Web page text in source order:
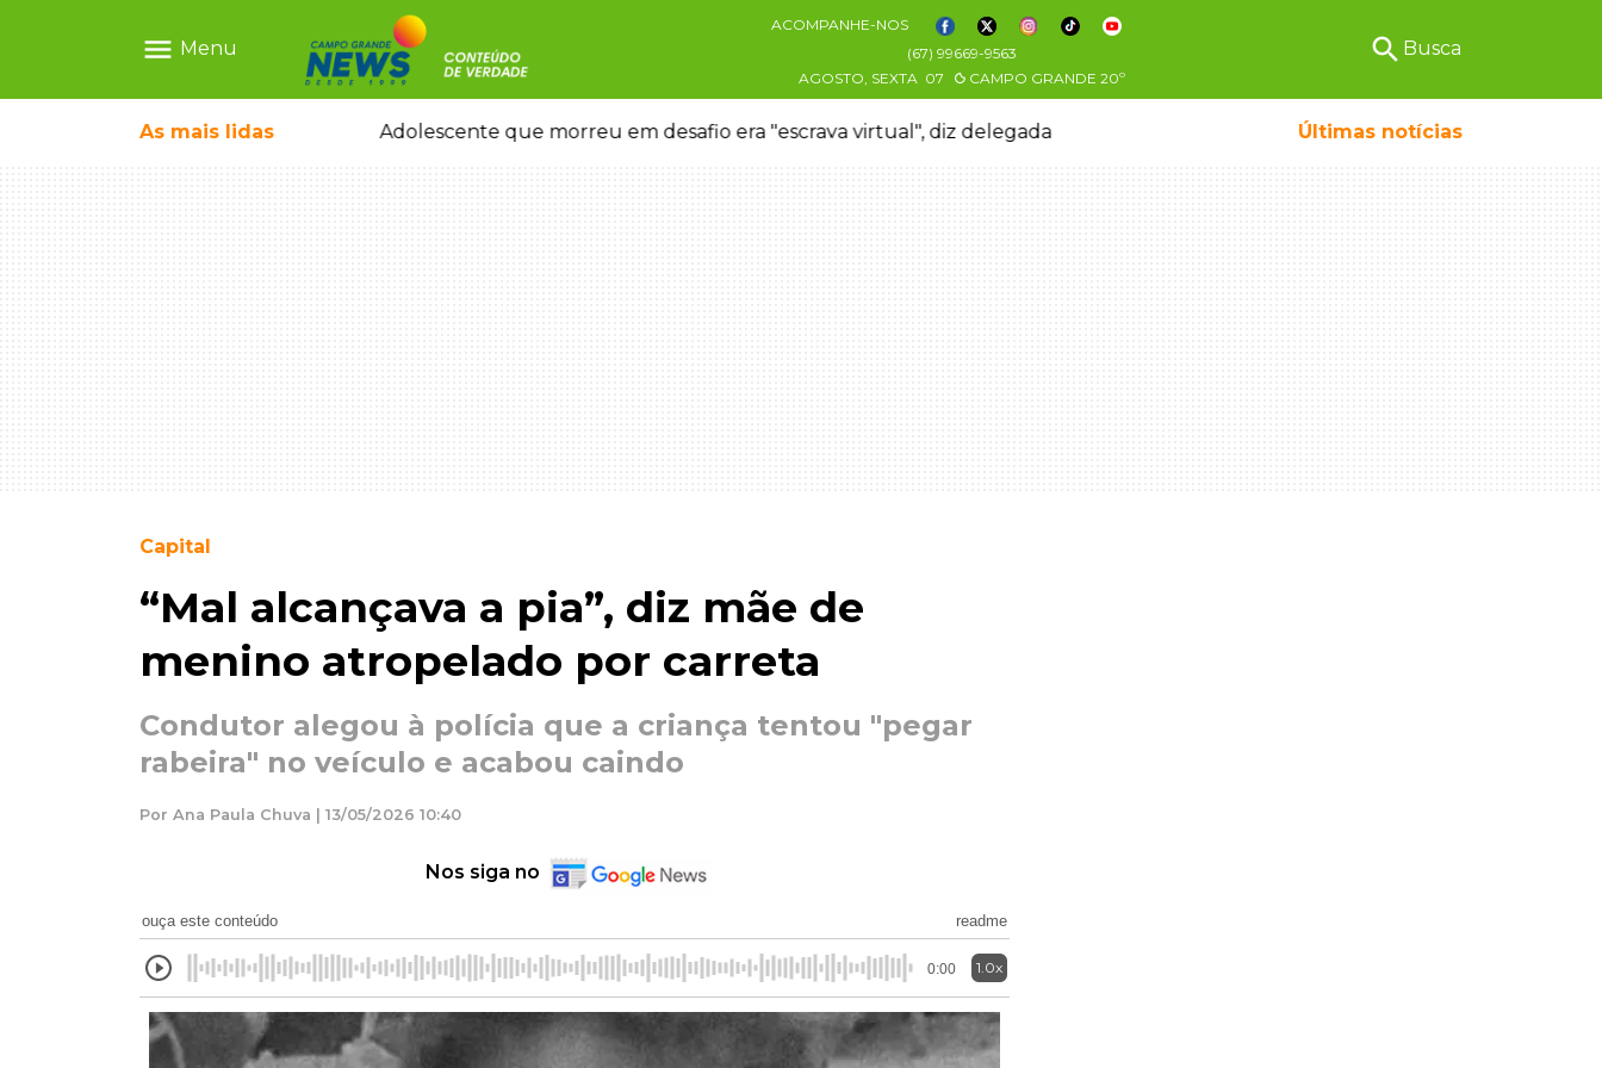
menu Menu
ACOMPANHE-NOS
(67) 99669-9563
AGOSTO, SEXTA 07 CAMPO GRANDE 20º
search Busca
As mais lidas
ganhar dia oficial em MS Adolescente que morreu em desafio era "escrava virtual", diz delegada Últimas notícias
Capital
“Mal alcançava a pia”, diz mãe de
menino atropelado por carreta
Condutor alegou à polícia que a criança tentou "pegar
rabeira" no veículo e acabou caindo
Por Ana Paula Chuva | 13/05/2026 10:40
Nos siga no
ouça este conteúdo readme
0:00 1.0x